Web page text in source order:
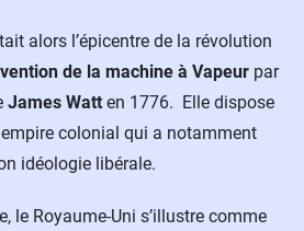
alors l’épicentre de la révolution
de la machine à Vapeur par
James Watt en 1776. Elle dispose
colonial qui a notamment
idéologie libérale.
le Royaume-Uni s’illustre comme